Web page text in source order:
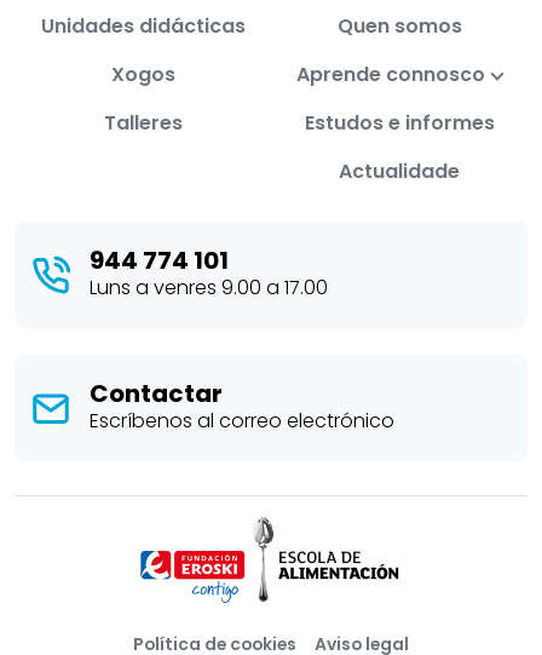
Unidades didácticas
Xogos
Talleres
Quen somos
Aprende connosco
Estudos e informes
Actualidade
944 774 101
Luns a venres 9.00 a 17.00
Contactar
Escríbenos al correo electrónico
Política de cookies Aviso legal